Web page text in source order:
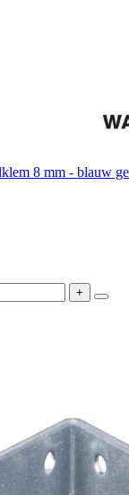
8 mm - blauw
+